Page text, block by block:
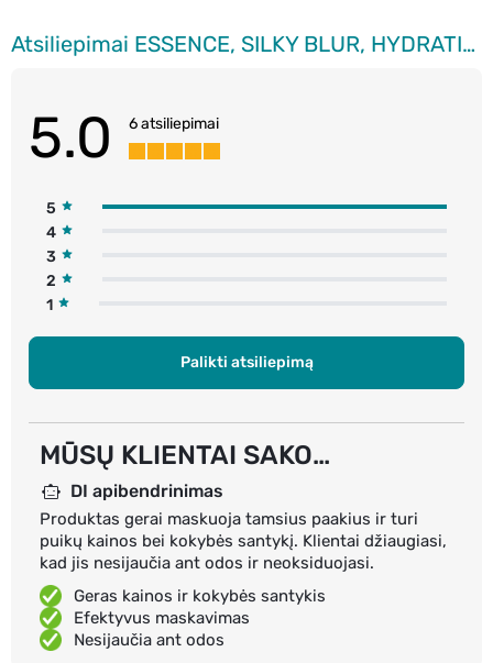
Atsiliepimai ESSENCE, SILKY BLUR, HYDRATING LONGWEAR CONCEALER, 20, 10 ml.
5.0 6 atsiliepimai
5
4
3
2
1
Palikti atsiliepimą
MŪSŲ KLIENTAI SAKO…
DI apibendrinimas
Produktas gerai maskuoja tamsius paakius ir turi
puikų kainos bei kokybės santykį. Klientai džiaugiasi,
kad jis nesijaučia ant odos ir neoksiduojasi.
Geras kainos ir kokybės santykis
Efektyvus maskavimas
Nesijaučia ant odos